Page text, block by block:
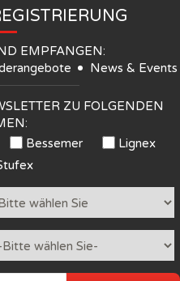
EMPFANGEN:
News & Events
ZU FOLGENDEN
Bessemer
Lignex